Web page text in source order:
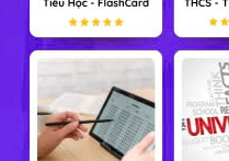
pha sáng 1,1 - 1,4; đối với